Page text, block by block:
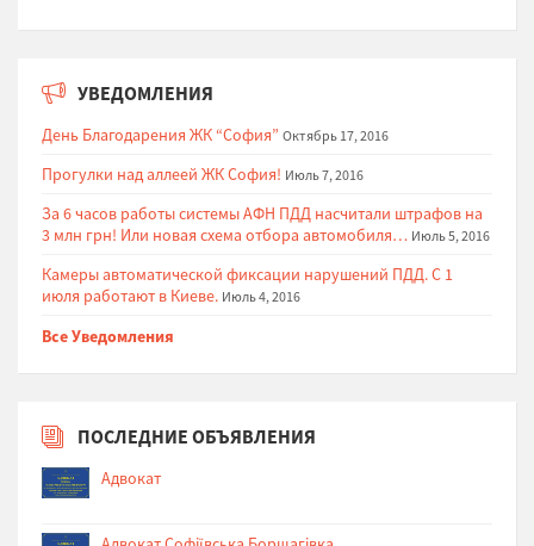
УВЕДОМЛЕНИЯ
День Благодарения ЖК “София” Октябрь 17, 2016
Прогулки над аллеей ЖК София! Июль 7, 2016
За 6 часов работы системы АФН ПДД насчитали штрафов на
3 млн грн! Или новая схема отбора автомобиля… Июль 5, 2016
Камеры автоматической фиксации нарушений ПДД. С 1
июля работают в Киеве. Июль 4, 2016
Все Уведомления
ПОСЛЕДНИЕ ОБЪЯВЛЕНИЯ
Адвокат